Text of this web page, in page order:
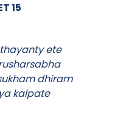
15
ete
dhiram
kalpate